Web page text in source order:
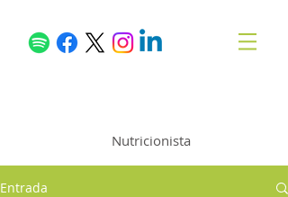
Nutricionista
Entrada